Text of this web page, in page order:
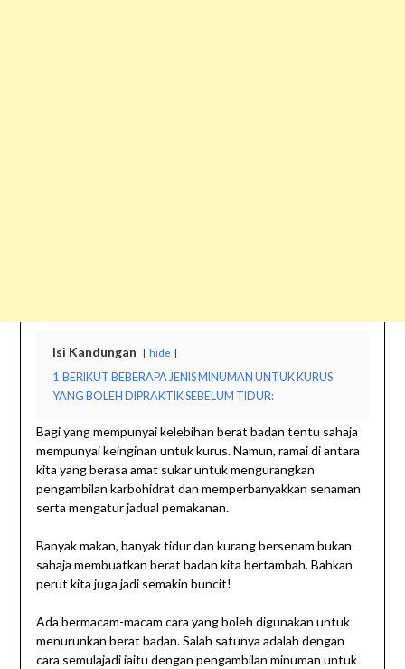
Isi Kandungan hide
1 BERIKUT BEBERAPA JENIS MINUMAN UNTUK KURUS
YANG BOLEH DIPRAKTIK SEBELUM TIDUR:
Bagi yang mempunyai kelebihan berat badan tentu sahaja
mempunyai keinginan untuk kurus. Namun, ramai di antara
kita yang berasa amat sukar untuk mengurangkan
pengambilan karbohidrat dan memperbanyakkan senaman
serta mengatur jadual pemakanan.
Banyak makan, banyak tidur dan kurang bersenam bukan
sahaja membuatkan berat badan kita bertambah. Bahkan
perut kita juga jadi semakin buncit!
Ada bermacam-macam cara yang boleh digunakan untuk
menurunkan berat badan. Salah satunya adalah dengan
cara semulajadi iaitu dengan pengambilan minuman untuk